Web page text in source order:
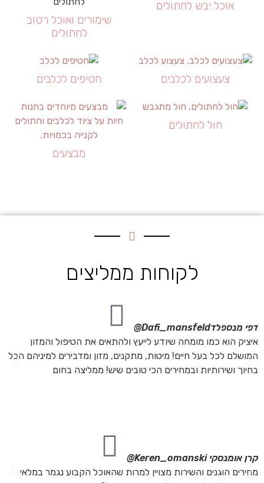
אוכל יבש לחתולים
שימורים ואוכל רטוב
לחתולים
צעצועים לכלבים חטיפים לכלבים
חול לחתולים
מבצעים
לקוחות ממליצים
דפי מנספלדDafi_mansfeld@
איציק הוא כמו מומחה שיודע לייעץ ולהתאים את הטיפול והמזון
המושלם לכל בעל חיים! מיטות, מתקנים, מזון ומדבירים למיניהם הכל
בחיוך ושירותיות ובמחירים הכי טובים שיש! ממליצה בחום
קרן אומנסקיKeren_omanski@
מחירים הוגנים והשירות מצויין למרות שהאוכל הקבוע נגמר במלאי